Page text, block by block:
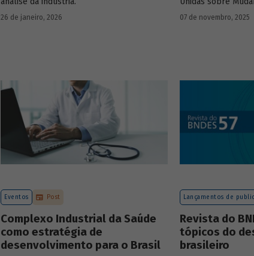
26 de janeiro, 2026
em Belém, o
07 de novembro, 2025
Eventos Post
Complexo Industrial da Saúde
como estratégia de
desenvolvimento para o Brasil
Lançamentos de
Revista do
tópicos do
brasileiro